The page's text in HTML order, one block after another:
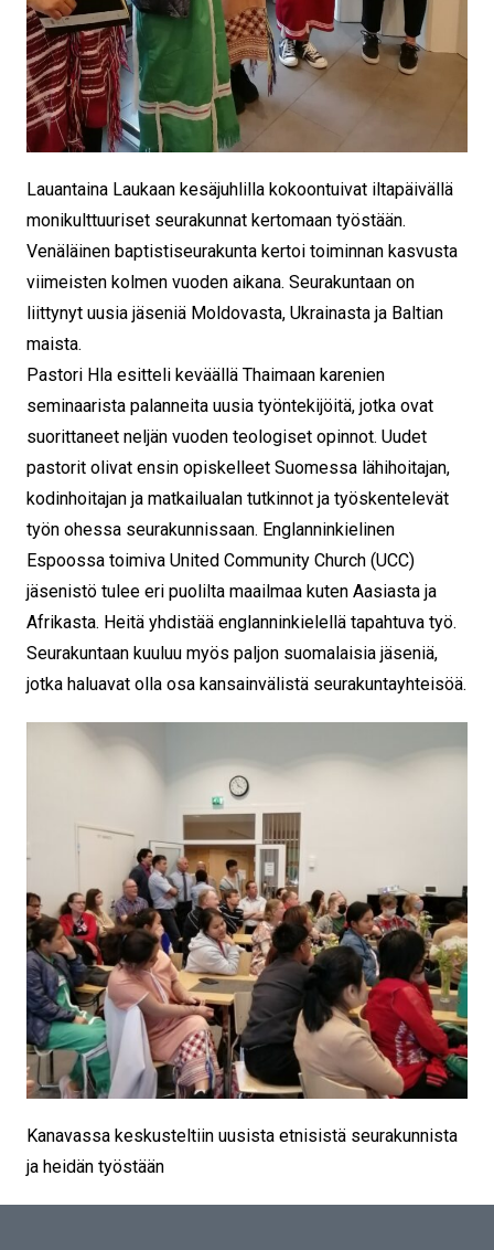
Lauantaina Laukaan kesäjuhlilla kokoontuivat iltapäivällä
monikulttuuriset seurakunnat kertomaan työstään.
Venäläinen baptistiseurakunta kertoi toiminnan kasvusta
viimeisten kolmen vuoden aikana. Seurakuntaan on
liittynyt uusia jäseniä Moldovasta, Ukrainasta ja Baltian
maista.
Pastori Hla esitteli keväällä Thaimaan karenien
seminaarista palanneita uusia työntekijöitä, jotka ovat
suorittaneet neljän vuoden teologiset opinnot. Uudet
pastorit olivat ensin opiskelleet Suomessa lähihoitajan,
kodinhoitajan ja matkailualan tutkinnot ja työskentelevät
työn ohessa seurakunnissaan. Englanninkielinen
Espoossa toimiva United Community Church (UCC)
jäsenistö tulee eri puolilta maailmaa kuten Aasiasta ja
Afrikasta. Heitä yhdistää englanninkielellä tapahtuva työ.
Seurakuntaan kuuluu myös paljon suomalaisia jäseniä,
jotka haluavat olla osa kansainvälistä seurakuntayhteisöä.
Kanavassa keskusteltiin uusista etnisistä seurakunnista
ja heidän työstään